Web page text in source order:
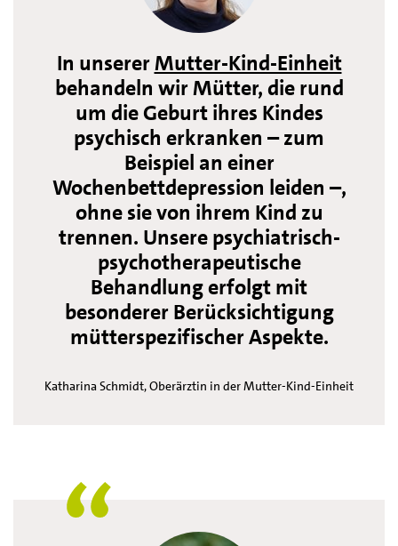
In unsererMutter-Kind-Einheit
behandeln wir Mütter, die rund
um die Geburt ihres Kindes
psychisch erkranken – zum
Beispiel an einer
Wochenbettdepression leiden –,
ohne sie von ihrem Kind zu
trennen. Unsere psychiatrisch-
psychotherapeutische
Behandlung erfolgt mit
besonderer Berücksichtigung
mütterspezifischer Aspekte.
Katharina Schmidt, Oberärztin in der Mutter-Kind-Einheit